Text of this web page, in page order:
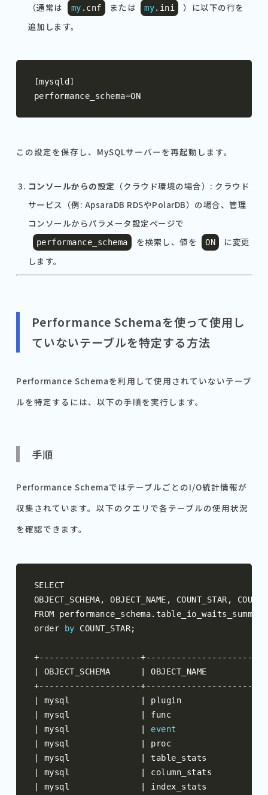
（通常は
my . cnf または my. ini
）に以下の行を
追加します。
[mysqld ]
performance_schema=ON
この設定を保存し、MySQLサーバーを再起動します。
コンソールからの設定 （クラウド環境の場合）: クラウド
サービス（例: ApsaraDB RDSやPolarDB）の場合、管理
コンソールからパラメータ設定ページで
performance_schema を検索し、値を ON
に変更
します。
Performance Schemaを使って使用し
ていないテーブルを特定する方法
Performance Schemaを利用して使用されていないテーブ
ルを特定するには、以下の手順を実行します。
手順
Performance SchemaではテーブルごとのI/O統計情報が
収集されています。以下のクエリで各テーブルの使用状況
を確認できます。
SELECT
OBJECT_SCHEMA, OBJECT_NAME , COUNT_STAR ,
FROM performance_schema.
order
by COUNT_STAR;
+--------------------
OBJECT_SCHEMA
+--------------------
mysql
mysql
mysql
event
mysql
mysql
mysql
mysql